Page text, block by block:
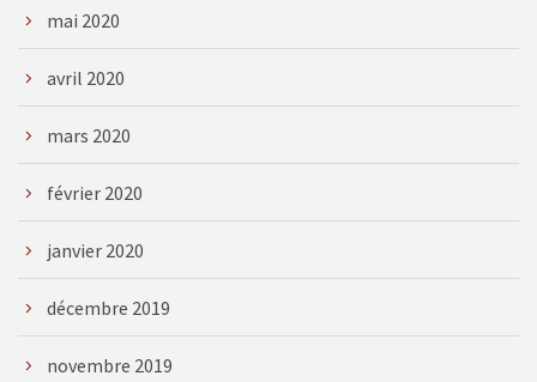
mai 2020
avril 2020
mars 2020
février 2020
janvier 2020
décembre 2019
novembre 2019